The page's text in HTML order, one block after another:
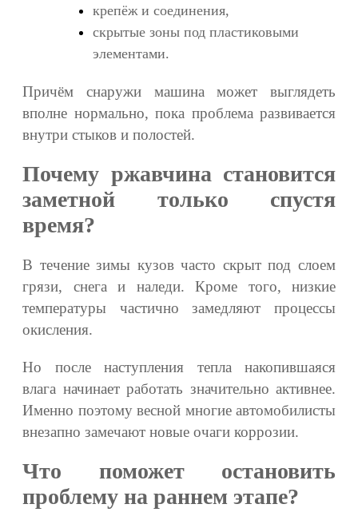
крепёж и соединения,
скрытые зоны под пластиковыми
элементами.
Причём снаружи машина может выглядеть
вполне нормально, пока проблема развивается
внутри стыков и полостей.
Почему ржавчина становится
заметной только спустя
время?
В течение зимы кузов часто скрыт под слоем
грязи, снега и наледи. Кроме того, низкие
температуры частично замедляют процессы
окисления.
Но после наступления тепла накопившаяся
влага начинает работать значительно активнее.
Именно поэтому весной многие автомобилисты
внезапно замечают новые очаги коррозии.
Что поможет остановить
проблему на раннем этапе?